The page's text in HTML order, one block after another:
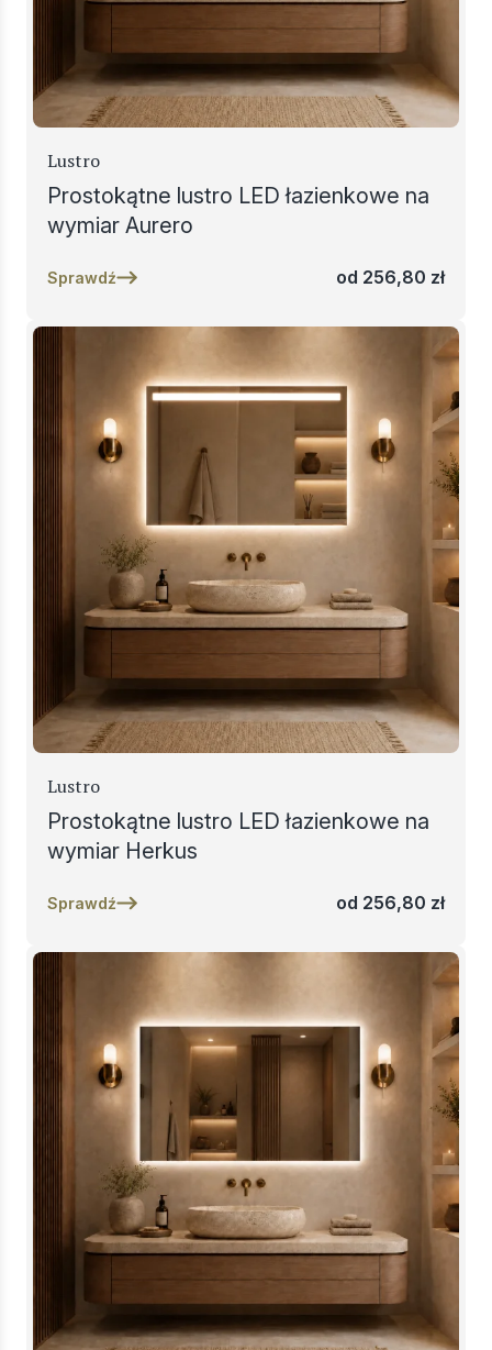
Lustro
Prostokątne lustro LED łazienkowe na
wymiar Aurero
Sprawdź od 256,80 zł
Lustro
Prostokątne lustro LED łazienkowe na
wymiar Herkus
Sprawdź od 256,80 zł